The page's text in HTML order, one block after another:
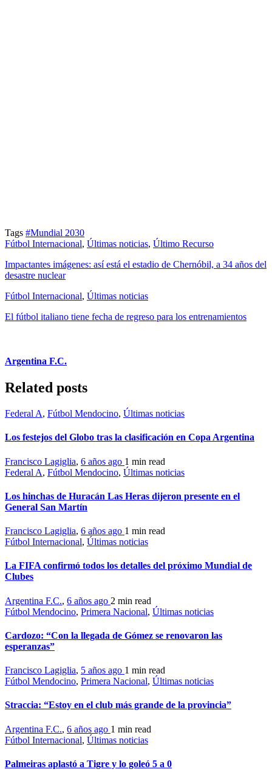
Tags #Mundial 2030
Fútbol Internacional, Últimas noticias, Último Recurso
Impactantes imágenes: así está el estadio de Chernóbil, a 34 años del
desastre nuclear
Fútbol Internacional, Últimas noticias
El fútbol italiano tiene fecha de regreso para los entrenamientos
Argentina F.C.
Related posts
Federal A, Fútbol Mendocino, Últimas noticias
Los festejos del Globo tras la clasificación en Copa Argentina
Francisco Lagiglia, 6 años ago 1 min read
Federal A, Fútbol Mendocino, Últimas noticias
Los hinchas de Huracán Las Heras dijeron presente en el
General San Martín
Francisco Lagiglia, 6 años ago 1 min read
Fútbol Internacional, Últimas noticias
La FIFA confirmó todos los detalles del próximo Mundial de
Clubes
Argentina F.C., 6 años ago 2 min read
Fútbol Mendocino, Primera Nacional, Últimas noticias
Cardozo: “Con la llegada de Gómez se renovaron las
esperanzas”
Francisco Lagiglia, 5 años ago 1 min read
Fútbol Mendocino, Primera Nacional, Últimas noticias
Straccia: “Estoy en el club más grande de la provincia”
Argentina F.C., 6 años ago 1 min read
Fútbol Internacional, Últimas noticias
Palmeiras aplastó a Tigre y lo goleó 5 a 0